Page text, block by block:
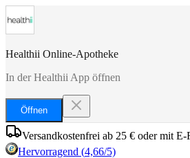
Healthii Online-Apotheke
In der Healthii App öffnen
Öffnen
Versandkostenfrei ab 25 € oder mit E-
Hervorragend (4,66/5)